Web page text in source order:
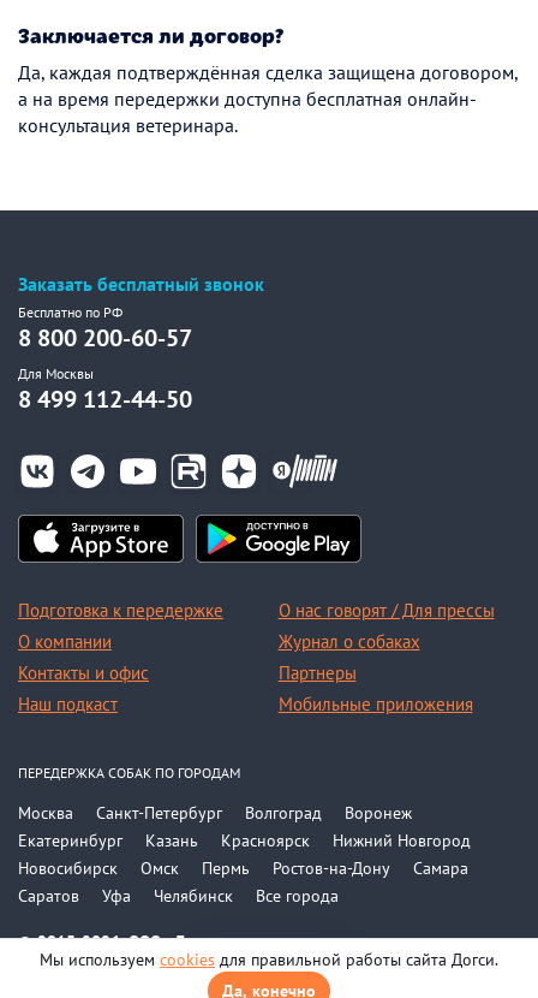
На карте
Заключается ли договор?
Да, каждая подтверждённая сделка защищена договором,
а на время передержки доступна бесплатная онлайн-
консультация ветеринара.
Заказать бесплатный звонок
Бесплатно по РФ
8 800 200-60-57
Для Москвы
8 499 112-44-50
Подготовка к передержке
О компании
Контакты и офис
Наш подкаст
О нас говорят / Для прессы
Журнал о собаках
Партнеры
Мобильные приложения
© 2015-2026, ООО «Догси»
Политика конфиденциальности
ПЕРЕДЕРЖКА СОБАК ПО ГОРОДАМ
Москва Санкт-Петербург Волгоград
Воронеж
Екатеринбург
Казань Красноярск
Нижний Новгород
Новосибирск
Омск Пермь Ростов-на-Дону
Самара
Саратов
Уфа Челябинск Все города
Мы используем cookies для правильной работы сайта Догси.
Да, конечно